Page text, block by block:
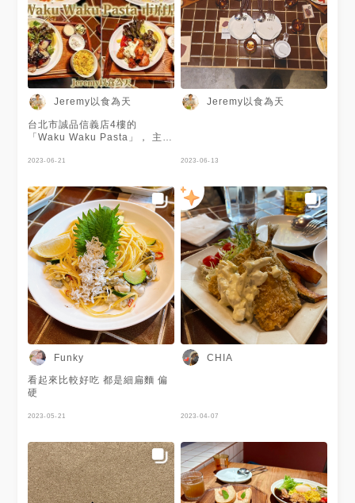
$90 - 📍 台北市大安區光復南路
294巷21號 🚉 #捷運國父紀念
館站 ☎️ 02-2722-9939 🕰 週
日至週四 11:00-21:30 週五週
六 11:00-22:00 - #ㄩㄐ吃の圓
滾滾🍍 #ㄩㄐ吃國父紀念館站
胡椒醬，麵衣和一般吃到的不太
一樣，非常好吃耶！櫛瓜很厚又
多汁帶甜。 輕食鮭魚炒蛋開放
三明治，是法式吐司、燻鮭魚、
芝麻葉、炒蛋的組合，法式吐司
很柔軟，整體吃起來很清爽！除
了三明治之外也有漢堡喔！ 不
愛吃南瓜的人也會喜歡的栗子南
瓜羅勒野菇細扁麵，南瓜奶油醬
與、栗子、羅勒、野菇拌炒，整
體很有層次感且不無聊，帶點微
牛肉芫荽細扁麵🤭 另外值得點
次先來吃看看油封鴨胸🤩以奶油
薯泥、爐烤野菜為配餐，搭配紅
酒野莓醬，鴨胸熟肚我選擇5-7
分很剛好。肉質鮮嫩搭配甜甜的
野莓醬，有喜歡🤤 冬季口味的
鮮奶茶季節水果戚風蛋糕是草莓
🍓戚風蛋糕蓬鬆柔軟，鮮奶茶醬
很香濃再加上草莓，怎麼會不好
吃😚 飲品是常常喝的青森蘋果
美式以及全新的調酒啊～ 不愛
酒感的人非常推薦桃子もも，清
酒、蜜桃、桂花、檸檬、荔枝
酒、奶蓋，甜甜的完全是少女調
酒🤩🩷好愛！ 🍑🍑 - ✔️ 唐揚炸
雞與剝皮辣椒醬 $180 ✔️ 炸櫛
瓜與柚子胡椒醬 $180 ✔️ 鮭魚
炒蛋開放三明治 $350 ✔️ 栗子
油封鴨胸佐紅酒野莓醬 $480 ✔️
青森蘋果美式 $150 ✔️ 桃子も
も $230 - 📍 台北市大安區光復
南路294巷21號 🚉 #捷運國父
紀念館站 ☎️ 02-2722-9939 🕰
週日至週四 11:00-21:30 週五
Jeremy以食為天
台北市誠品信義店4樓的
「Waku Waku Pasta」， 主打
家的義大利麵包括麵條口感、醬
推薦海味鮮香十足的鮭魚親子明
太子奶油細扁麵， 日式定食也
相當精緻。 店內用餐氣氛溫馨
愜意， 還能欣賞101大樓和信義
商圈繁華街景， 是很棒的朋友
聚餐好選擇之一。 完整圖文食
記：​​
https://jeremyfoodie.tw/blog/post/233159742
Waku Waku Pasta 市府店 地
址：台北市信義區松高路11號4
樓 (誠品信義店4樓) 鄰近捷運
站：台北捷運板南線BL18捷運
市政府站 電話：(02) 2722
9939 營業時間：每天
11:00~21:30 大家在IG上也一
起來追蹤「Jeremy以食為天」
吧！
#WakuWakuPasta #義大利麵
風洋食 #鮭魚親子明太子奶油細
扁麵 #南蠻唐揚雞肉飯定食
#Jeremy在台北市 #台北美食 #
台北日式料理 #台北義式料理 #
台北市 #信義區 #松高路 #誠品
2023-06-21
Jeremy以食為天
2023-06-13
Funky
看起來比較好吃 都是細扁麵 偏
硬
2023-05-21
CHIA
2023-04-07